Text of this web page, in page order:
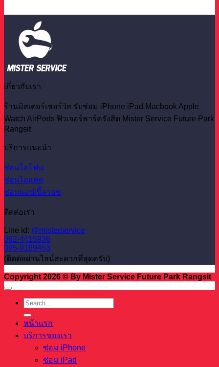
เกี่ยวกับเรา
ร้านมิสเตอร์เซอร์วิส รับซ่อม iPhone iPad Macbook Apple
Watch AirPods ฟิวเจอร์พาร์ครังสิต Mister Service Future Park
Rangsit
บริการแนะนำ
ซ่อมไอโฟน
ซ่อมไอแพด
ซ่อมแอปเปิ้ลวอช
ติดต่อเรา
Line id: @misterservice
062-4415936
095-9169453
(ติดต่อผ่านไลน์สะดวกที่สุดครับ)
Copyright 2026 © By Mister Service Future Park Rangsit
หน้าแรก
บริการของเรา
ซ่อม iPhone
ซ่อม iPad